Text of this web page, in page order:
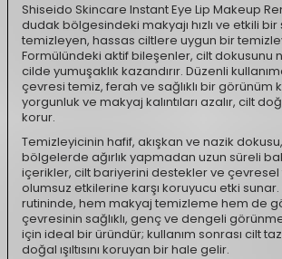
Shiseido Skincare Instant Eye Lip Makeup
dudak bölgesindeki makyajı hızlı ve etkili
temizleyen, hassas ciltlere uygun bir
Formülündeki aktif bileşenler, cilt dokusunu
cilde yumuşaklık kazandırır. Düzenli
çevresi temiz, ferah ve sağlıklı bir görünüm
yorgunluk ve makyaj kalıntıları azalır, cilt
korur.
Temizleyicinin hafif, akışkan ve nazik
bölgelerde ağırlık yapmadan uzun süreli
içerikler, cilt bariyerini destekler ve
olumsuz etkilerine karşı koruyucu etki sunar.
rutininde, hem makyaj temizleme hem de
çevresinin sağlıklı, genç ve dengeli
için ideal bir üründür; kullanım sonrası cilt
doğal ışıltısını koruyan bir hale gelir.